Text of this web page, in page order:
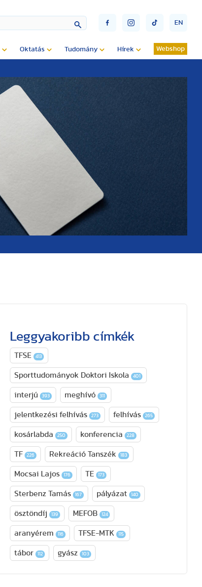
EN
Oktatás Tudomány Hírek Webshop
Leggyakoribb címkék
TFSE 413
Sporttudományok Doktori Iskola 401
interjú 393 meghívó 311
jelentkezési felhívás 273 felhívás 265
kosárlabda 250 konferencia 228
TF 226 Rekreáció Tanszék 183
Mocsai Lajos 176 TE 173
Sterbenz Tamás 167 pályázat 140
ösztöndíj 139 MEFOB 124
aranyérem 116 TFSE-MTK 115
tábor 112 gyász 103